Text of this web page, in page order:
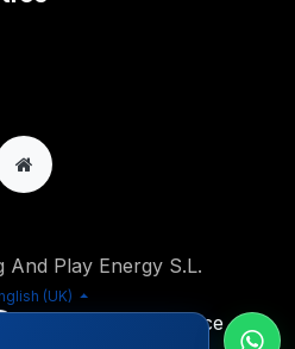
Play Energy S.L.
(UK)
Open Source